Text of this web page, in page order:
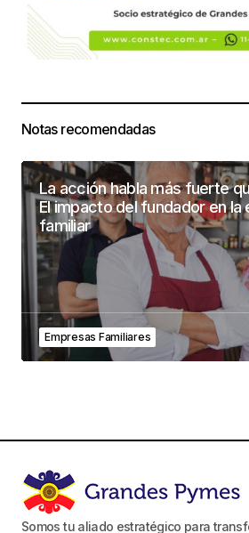
Notas recomendadas
La acción habla más fuerte
El impacto del fundador en la
familiar
Empresas Familiares
Somos tu aliado estratégico para